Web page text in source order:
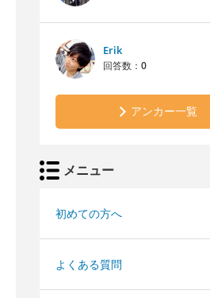
Erik
回答数： 0
アンカー一覧
メニュー
初めての方へ
よくある質問